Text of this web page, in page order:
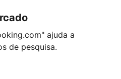
ajuda a
de pesquisa.